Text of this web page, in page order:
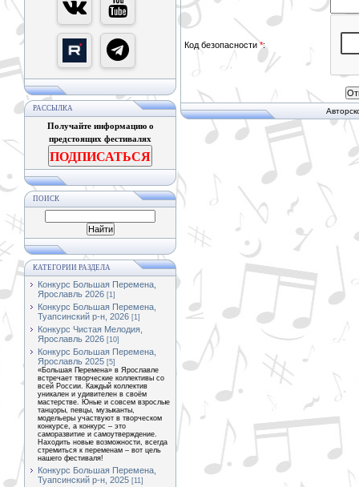
РАССЫЛКА
Получайте информацию о
предстоящих фестивалях
ПОДПИСАТЬСЯ
ПОИСК
КАТЕГОРИИ РАЗДЕЛА
Конкурс Большая Перемена,
Ярославль 2026 [1]
Конкурс Большая Перемена,
Туапсинский р-н, 2026 [1]
Конкурс Чистая Мелодия,
Ярославль 2026 [10]
Конкурс Большая Перемена,
Ярославль 2025 [5]
«Большая Перемена» в Ярославле
встречает творческие коллективы со
всей России. Каждый коллектив
уникален и удивителен в своём
мастерстве. Юные и совсем взрослые
танцоры, певцы, музыканты,
модельеры участвуют в творческом
конкурсе, а конкурс – это
саморазвитие и самоутверждение.
Находить новые возможности, всегда
стремиться к переменам – вот цель
нашего фестиваля!
Конкурс Большая Перемена,
Туапсинский р-н, 2025 [11]
Код безопасности*: